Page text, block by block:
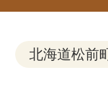
北海道松前